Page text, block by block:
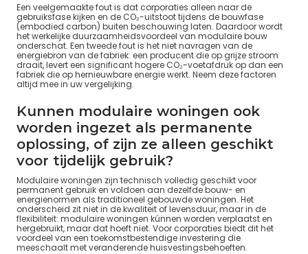
Een veelgemaakte fout is dat corporaties alleen naar de
gebruiksfase kijken en de CO₂-uitstoot tijdens de bouwfase
(embodied carbon) buiten beschouwing laten. Daardoor wordt
het werkelijke duurzaamheidsvoordeel van modulaire bouw
onderschat. Een tweede fout is het niet navragen van de
energiebron van de fabriek: een producent die op grijze stroom
draait, levert een significant hogere CO₂-voetafdruk op dan een
fabriek die op hernieuwbare energie werkt. Neem deze factoren
altijd mee in uw vergelijking.
Kunnen modulaire woningen ook
worden ingezet als permanente
oplossing, of zijn ze alleen geschikt
voor tijdelijk gebruik?
Modulaire woningen zijn technisch volledig geschikt voor
permanent gebruik en voldoen aan dezelfde bouw- en
energienormen als traditioneel gebouwde woningen. Het
onderscheid zit niet in de kwaliteit of levensduur, maar in de
flexibiliteit: modulaire woningen kúnnen worden verplaatst en
hergebruikt, maar dat hoeft niet. Voor corporaties biedt dit het
voordeel van een toekomstbestendige investering die
meeschaalt met veranderende huisvestingsbehoeften.